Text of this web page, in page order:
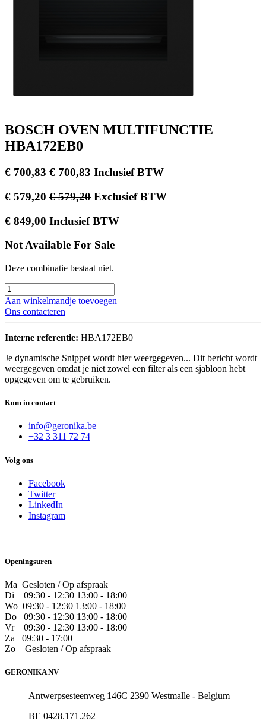
BOSCH OVEN MULTIFUNCTIE
HBA172EB0
€ 700,83 €700,83 Inclusief BTW
€ 579,20 €579,20 Exclusief BTW
€ 849,00 Inclusief BTW
Not Available For Sale
Deze combinatie bestaat niet.
Aan winkelmandje toevoegen
Ons contacteren
Interne referentie: HBA172EB0
Je dynamische Snippet wordt hier weergegeven... Dit bericht wordt
weergegeven omdat je niet zowel een filter als een sjabloon hebt
opgegeven om te gebruiken.
Kom in contact
info@geronika.be
+32 3 311 72 74
Volg ons
Facebook
Twitter
LinkedIn
Instagram
Openingsuren
Ma Gesloten / Op afspraak
Di 09:30 - 12:30 13:00 - 18:00
Wo 09:30 - 12:30 13:00 - 18:00
Do ​09:30 - 12:30 13:00 - 18:00
Vr ​09:30 - 12:30 13:00 - 18:00
Za 09:30 - 17:00
Zo
​Gesloten / Op afspraak
GERONIKA NV
Antwerpsesteenweg 146C 2390 Westmalle - Belgium
BE 0428.171.262